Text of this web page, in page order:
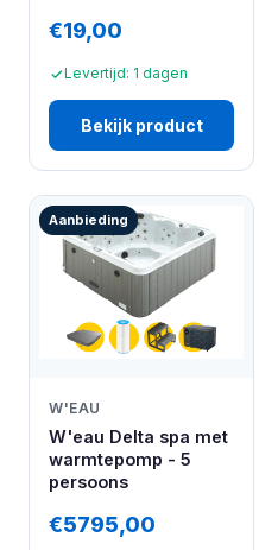
€19,00
Levertijd: 1 dagen
Bekijk product
Aanbieding
W'EAU
W'eau Delta spa met
warmtepomp - 5
persoons
€5795,00